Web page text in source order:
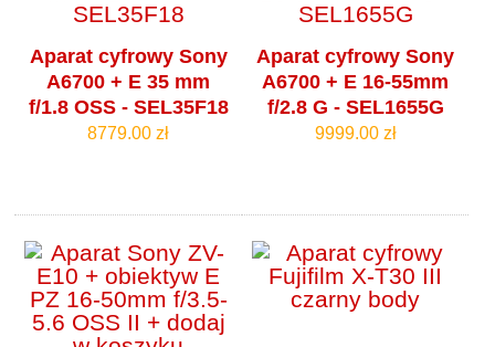
Aparat cyfrowy Sony
A6700 + E 35 mm
f/1.8 OSS - SEL35F18
8779.00 zł
Aparat cyfrowy Sony
A6700 + E 16-55mm
f/2.8 G - SEL1655G
9999.00 zł